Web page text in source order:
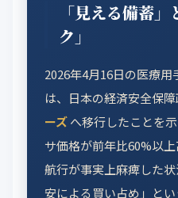
「見える備蓄
ク」
2026年4月16日の医療
は、日本の経済安全保
ーズへ移行したことを
サ価格が前年比60%以
航行が事実上麻痺した
安による買い占め」と